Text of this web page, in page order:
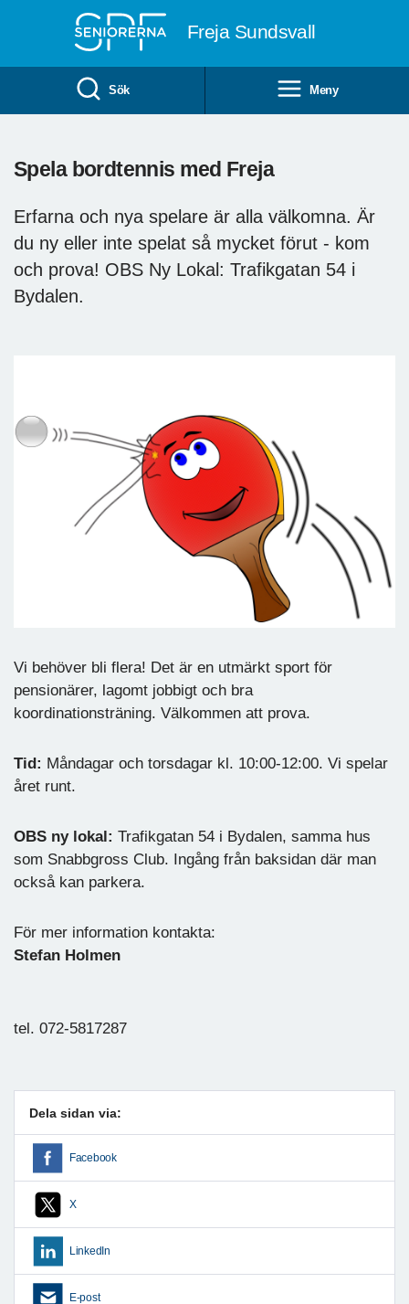
Freja Sundsvall
Sök Meny
Spela bordtennis med Freja
Erfarna och nya spelare är alla välkomna. Är
du ny eller inte spelat så mycket förut - kom
och prova! OBS Ny Lokal: Trafikgatan 54 i
Bydalen.
Vi behöver bli flera! Det är en utmärkt sport för
pensionärer, lagomt jobbigt och bra
koordinationsträning. Välkommen att prova.
Tid: Måndagar och torsdagar kl. 10:00-12:00. Vi spelar
året runt.
OBS ny lokal: Trafikgatan 54 i Bydalen, samma hus
som Snabbgross Club. Ingång från baksidan där man
också kan parkera.
För mer information kontakta:
Stefan Holmen
tel. 072-5817287
Dela sidan via:
Facebook
X
LinkedIn
E-post